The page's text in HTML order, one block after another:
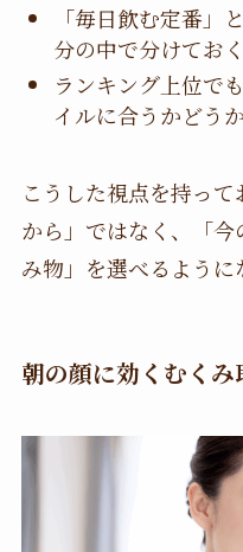
「毎日飲む定番」
分の中で分けておく
ランキング上位で
イルに合うかどう
こうした視点を持っ
から」ではなく、「
み物」を選べるように
朝の顔に効くむくみ